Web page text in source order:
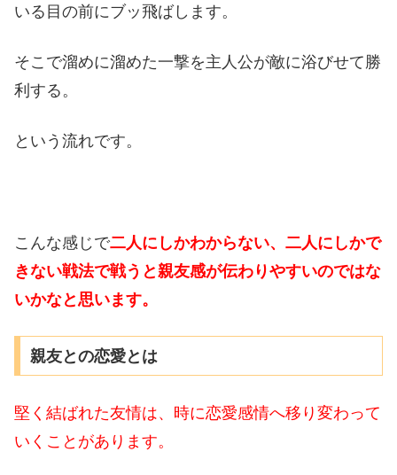
いる目の前にブッ飛ばします。
そこで溜めに溜めた一撃を主人公が敵に浴びせて勝
利する。
という流れです。
こんな感じで二人にしかわからない、二人にしかで
きない戦法で戦うと親友感が伝わりやすいのではな
いかなと思います。
親友との恋愛とは
堅く結ばれた友情は、時に恋愛感情へ移り変わって
いくことがあります。